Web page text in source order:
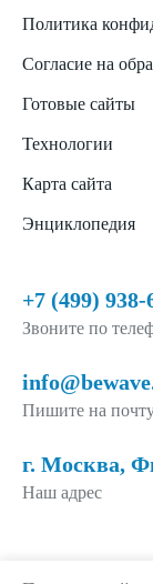
Политика
Согласие на
Готовые сайты
Технологии
Карта сайта
Энциклопедия
+7 (499) 938-
Звоните по
Пишите на
г. Москва,
Наш адрес